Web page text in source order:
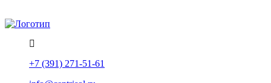
+7 (391) 271-51-61